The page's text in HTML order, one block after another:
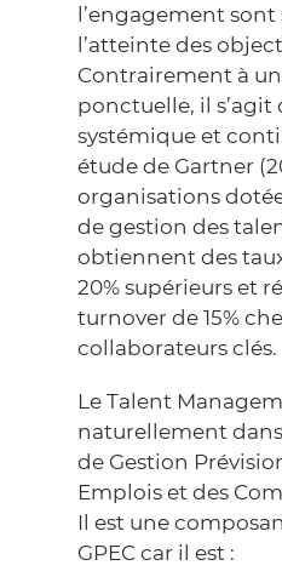
l’engagement
l’atteinte des
Contrairement à
ponctuelle, il s’agit
systémique et
étude de Gartner
organisations
de gestion des
obtiennent des
20% supérieurs et
turnover de 15%
collaborateurs clés.
Le Talent
naturellement
de Gestion
Emplois et des
Il est une
GPEC car il est :